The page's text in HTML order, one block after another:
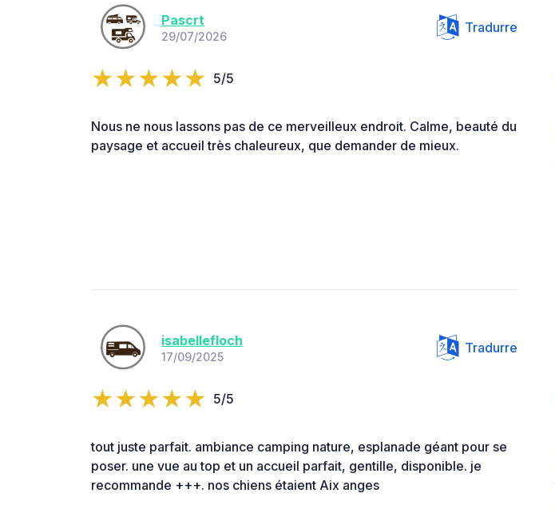
Pascrt
29/07/2026
Tradurre
5/5
Nous ne nous lassons pas de ce merveilleux endroit. Calme, beauté du
paysage et accueil très chaleureux, que demander de mieux.
isabellefloch
17/09/2025
Tradurre
5/5
tout juste parfait. ambiance camping nature, esplanade géant pour se
poser. une vue au top et un accueil parfait, gentille, disponible. je
recommande +++. nos chiens étaient Aix anges